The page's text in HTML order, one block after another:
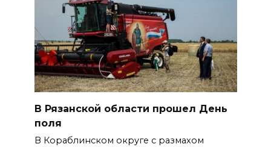
В Рязанской области прошел День
поля
В Кораблинском округе с размахом